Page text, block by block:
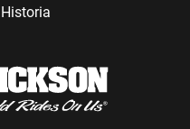
Historia